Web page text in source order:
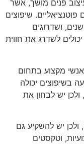
פנים מושך, אשר
שיפוצים
ושדרוגים
לשדרג את חווית
מקצוע בתחום
בשיפוצים יכולה
יש לבחון את
ולכן יש להשקיע גם
וטקסטים